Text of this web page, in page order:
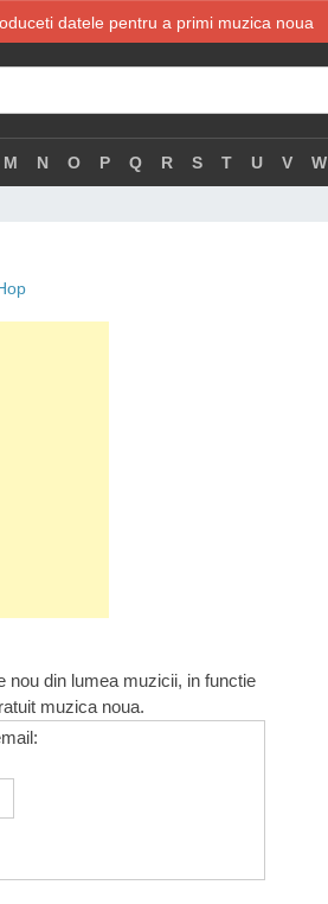
datele pentru a primi muzica noua
M N O P Q R S T U V W
nou din lumea muzicii, in functie
muzica noua.